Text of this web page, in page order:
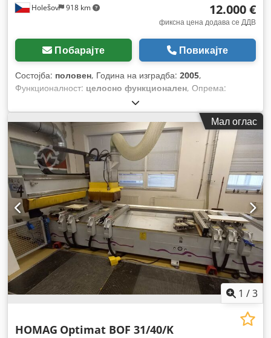
Holešov 918 km 12.000 €
фиксна цена додава се ДДВ
Побарајте Повикајте
Состојба: половен, Година на изградба: 2005,
Функционалност: целосно функционален, Опрема:
Мал оглас
1 /3
HOMAG Optimat BOF 31/40/K